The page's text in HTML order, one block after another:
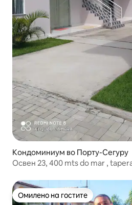
Кондоминиум во Порту-Сегуру
Освен 23, 400 mts do mar ,
Омилено на гостите
Омилено на гостите